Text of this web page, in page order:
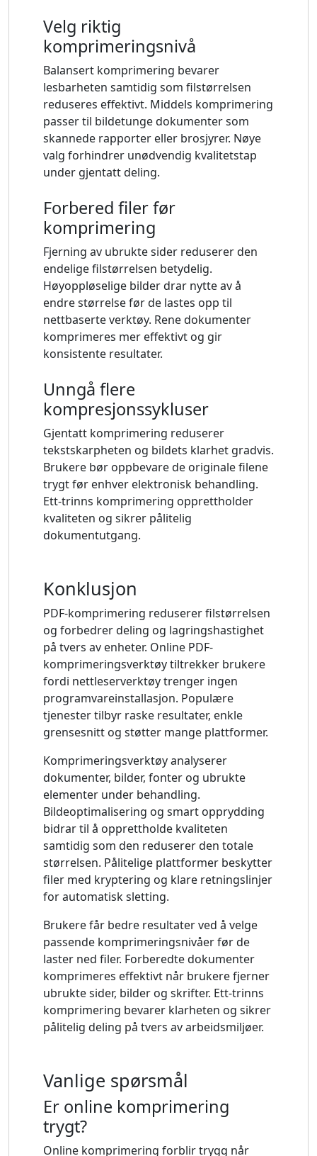
Velg riktig
komprimeringsnivå
Balansert komprimering bevarer
lesbarheten samtidig som filstørrelsen
reduseres effektivt. Middels komprimering
passer til bildetunge dokumenter som
skannede rapporter eller brosjyrer. Nøye
valg forhindrer unødvendig kvalitetstap
under gjentatt deling.
Forbered filer før
komprimering
Fjerning av ubrukte sider reduserer den
endelige filstørrelsen betydelig.
Høyoppløselige bilder drar nytte av å
endre størrelse før de lastes opp til
nettbaserte verktøy. Rene dokumenter
komprimeres mer effektivt og gir
konsistente resultater.
Unngå flere
kompresjonssykluser
Gjentatt komprimering reduserer
tekstskarpheten og bildets klarhet gradvis.
Brukere bør oppbevare de originale filene
trygt før enhver elektronisk behandling.
Ett-trinns komprimering opprettholder
kvaliteten og sikrer pålitelig
dokumentutgang.
Konklusjon
PDF-komprimering reduserer filstørrelsen
og forbedrer deling og lagringshastighet
på tvers av enheter. Online PDF-
komprimeringsverktøy tiltrekker brukere
fordi nettleserverktøy trenger ingen
programvareinstallasjon. Populære
tjenester tilbyr raske resultater, enkle
grensesnitt og støtter mange plattformer.
Komprimeringsverktøy analyserer
dokumenter, bilder, fonter og ubrukte
elementer under behandling.
Bildeoptimalisering og smart opprydding
bidrar til å opprettholde kvaliteten
samtidig som den reduserer den totale
størrelsen. Pålitelige plattformer beskytter
filer med kryptering og klare retningslinjer
for automatisk sletting.
Brukere får bedre resultater ved å velge
passende komprimeringsnivåer før de
laster ned filer. Forberedte dokumenter
komprimeres effektivt når brukere fjerner
ubrukte sider, bilder og skrifter. Ett-trinns
komprimering bevarer klarheten og sikrer
pålitelig deling på tvers av arbeidsmiljøer.
Vanlige spørsmål
Er online komprimering
trygt?
Online komprimering forblir trygg når